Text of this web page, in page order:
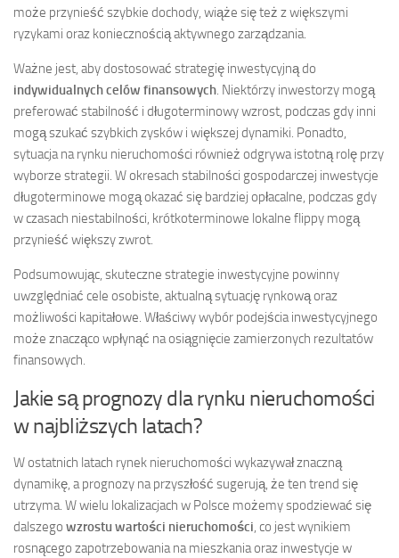
może przynieść szybkie dochody, wiąże się też z większymi
ryzykami oraz koniecznością aktywnego zarządzania.
Ważne jest, aby dostosować strategię inwestycyjną do
indywidualnych celów finansowych. Niektórzy inwestorzy mogą
preferować stabilność i długoterminowy wzrost, podczas gdy inni
mogą szukać szybkich zysków i większej dynamiki. Ponadto,
sytuacja na rynku nieruchomości również odgrywa istotną rolę przy
wyborze strategii. W okresach stabilności gospodarczej inwestycje
długoterminowe mogą okazać się bardziej opłacalne, podczas gdy
w czasach niestabilności, krótkoterminowe lokalne flippy mogą
przynieść większy zwrot.
Podsumowując, skuteczne strategie inwestycyjne powinny
uwzględniać cele osobiste, aktualną sytuację rynkową oraz
możliwości kapitałowe. Właściwy wybór podejścia inwestycyjnego
może znacząco wpłynąć na osiągnięcie zamierzonych rezultatów
finansowych.
Jakie są prognozy dla rynku nieruchomości
w najbliższych latach?
W ostatnich latach rynek nieruchomości wykazywał znaczną
dynamikę, a prognozy na przyszłość sugerują, że ten trend się
utrzyma. W wielu lokalizacjach w Polsce możemy spodziewać się
dalszego wzrostu wartości nieruchomości, co jest wynikiem
rosnącego zapotrzebowania na mieszkania oraz inwestycje w